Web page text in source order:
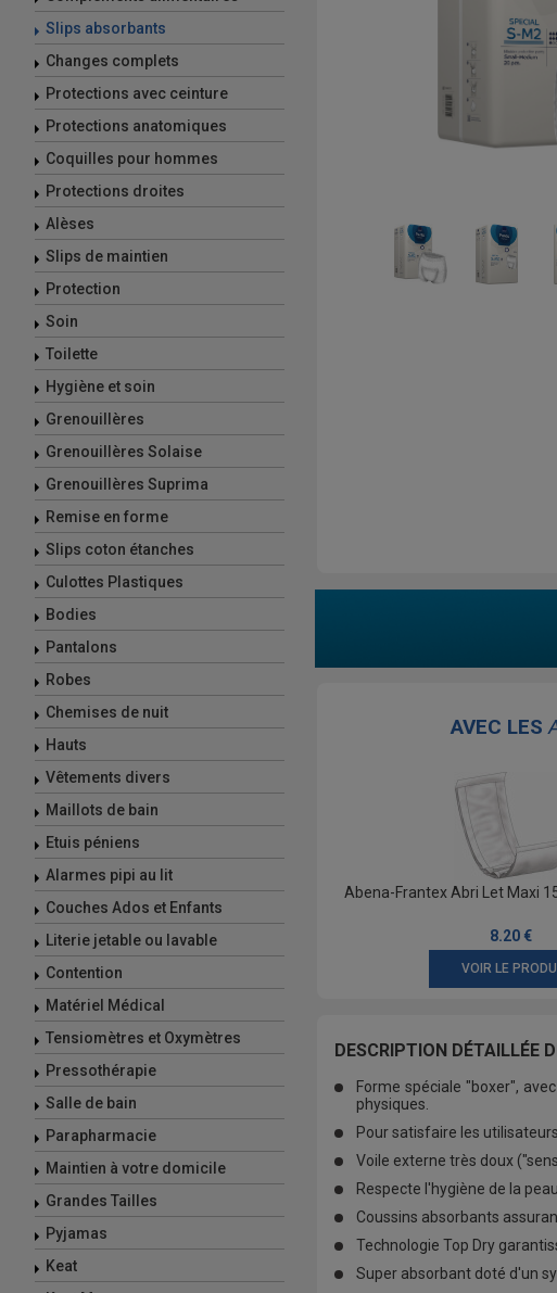
Slips absorbants
Changes complets
Protections avec ceinture
Protections anatomiques
Coquilles pour hommes
Protections droites
Alèses
Slips de maintien
Protection
Soin
Toilette
Hygiène et soin
Grenouillères
Grenouillères Solaise
Grenouillères Suprima
Remise en forme
Slips coton étanches
Culottes Plastiques
Bodies
Pantalons
Robes
Chemises de nuit
Hauts
Vêtements divers
Maillots de bain
Etuis péniens
Alarmes pipi au lit
Couches Ados et Enfants
Literie jetable ou lavable
Contention
Matériel Médical
Tensiomètres et Oxymètres
Pressothérapie
Salle de bain
Parapharmacie
Maintien à votre domicile
Grandes Tailles
Pyjamas
Keat
AVEC LES
Abena-Frantex Abri Let Maxi
8.20 €
VOIR LE
DESCRIPTION DÉTAILLÉE
Forme spéciale "boxer",
physiques.
Pour satisfaire les
Voile externe très doux
Respecte l'hygiène de la peau.
Coussins absorbants
Technologie Top Dry
Super absorbant doté d'un